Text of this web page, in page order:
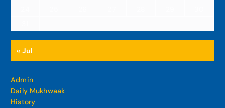
« Jul
Admin
Daily Mukhwaak
History